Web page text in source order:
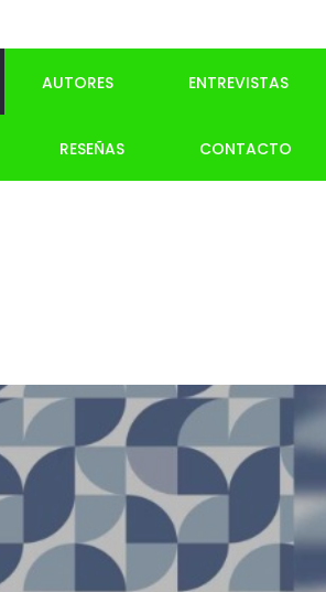
AUTORES ENTREVISTAS
RESEÑAS CONTACTO